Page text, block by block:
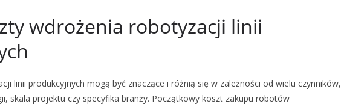
wdrożenia robotyzacji linii
linii produkcyjnych mogą być znaczące i różnią się w zależności od wielu czynników,
skala projektu czy specyfika branży. Początkowy koszt zakupu robotów